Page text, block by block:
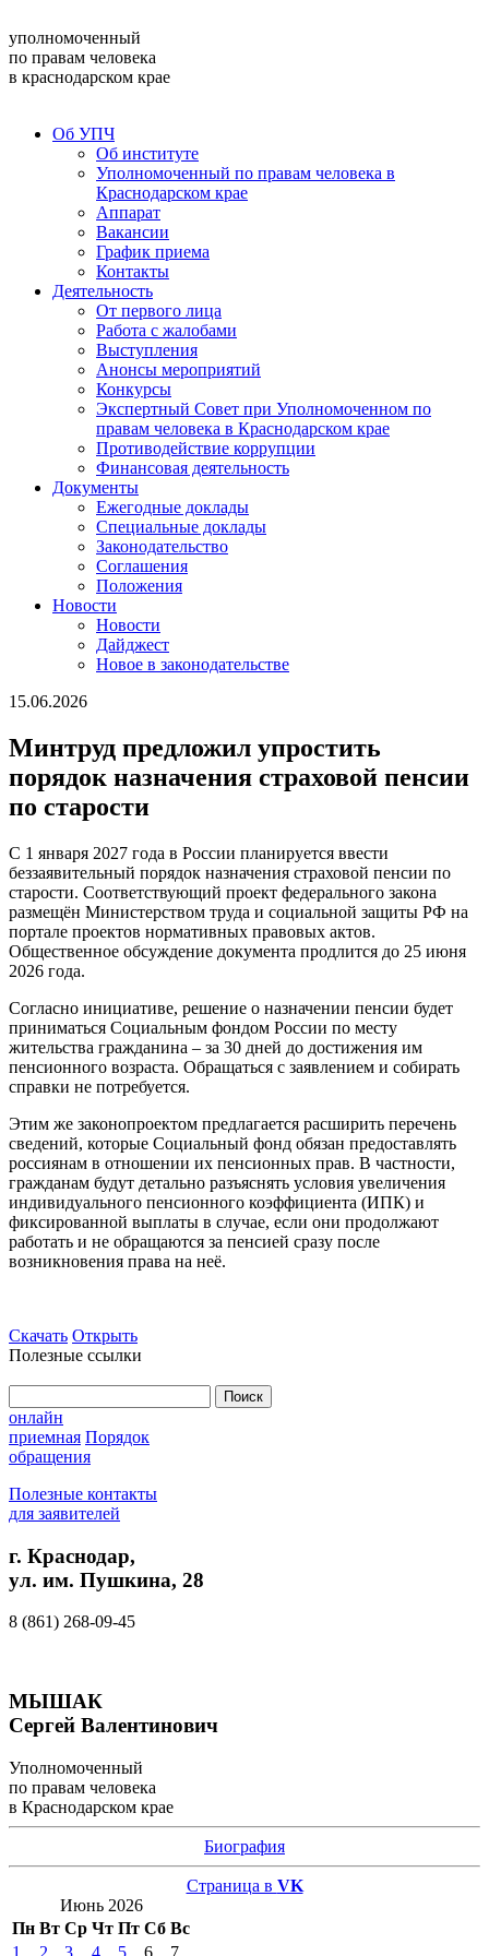
уполномоченный
по правам человека
в краснодарском крае
Об УПЧ
Об институте
Уполномоченный по правам человека в
Краснодарском крае
Аппарат
Вакансии
График приема
Контакты
Деятельность
От первого лица
Работа с жалобами
Выступления
Анонсы мероприятий
Конкурсы
Экспертный Совет при Уполномоченном по
правам человека в Краснодарском крае
Противодействие коррупции
Финансовая деятельность
Документы
Ежегодные доклады
Специальные доклады
Законодательство
Соглашения
Положения
Новости
Новости
Дайджест
Новое в законодательстве
15.06.2026
Минтруд предложил упростить
порядок назначения страховой пенсии
по старости
С 1 января 2027 года в России планируется ввести
беззаявительный порядок назначения страховой пенсии по
старости. Соответствующий проект федерального закона
размещён Министерством труда и социальной защиты РФ на
портале проектов нормативных правовых актов.
Общественное обсуждение документа продлится до 25 июня
2026 года.
Согласно инициативе, решение о назначении пенсии будет
приниматься Социальным фондом России по месту
жительства гражданина – за 30 дней до достижения им
пенсионного возраста. Обращаться с заявлением и собирать
справки не потребуется.
Этим же законопроектом предлагается расширить перечень
сведений, которые Социальный фонд обязан предоставлять
россиянам в отношении их пенсионных прав. В частности,
гражданам будут детально разъяснять условия увеличения
индивидуального пенсионного коэффициента (ИПК) и
фиксированной выплаты в случае, если они продолжают
работать и не обращаются за пенсией сразу после
возникновения права на неё.
Скачать Открыть
Полезные ссылки
онлайн
приемная Порядок
обращения
Полезные контакты
для заявителей
г. Краснодар,
ул. им. Пушкина, 28
8 (861) 268-09-45
МЫШАК
Сергей Валентинович
Уполномоченный
по правам человека
в Краснодарском крае
Биография
Страница в VK
Июнь 2026
Пн Вт Ср Чт Пт Сб Вс
1
2 3 4 5 6 7